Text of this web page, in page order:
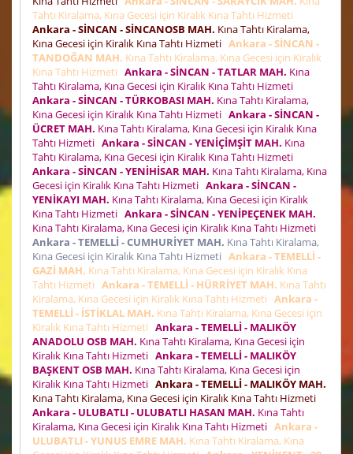
Tahtı Kiralama, Kına Gecesi için Kiralık Kına Tahtı Hizmeti
Ankara - SİNCAN - SİNCANOSB MAH. Kına Tahtı Kiralama,
Kına Gecesi için Kiralık Kına Tahtı Hizmeti Ankara - SİNCAN -
TANDOĞAN MAH. Kına Tahtı Kiralama, Kına Gecesi için Kiralık
Kına Tahtı Hizmeti Ankara - SİNCAN - TATLAR MAH. Kına
Tahtı Kiralama, Kına Gecesi için Kiralık Kına Tahtı Hizmeti
Ankara - SİNCAN - TÜRKOBASI MAH. Kına Tahtı Kiralama,
Kına Gecesi için Kiralık Kına Tahtı Hizmeti Ankara - SİNCAN -
ÜCRET MAH. Kına Tahtı Kiralama, Kına Gecesi için Kiralık Kına
Tahtı Hizmeti Ankara - SİNCAN - YENİÇİMŞİT MAH. Kına
Tahtı Kiralama, Kına Gecesi için Kiralık Kına Tahtı Hizmeti
Ankara - SİNCAN - YENİHİSAR MAH. Kına Tahtı Kiralama, Kına
Gecesi için Kiralık Kına Tahtı Hizmeti Ankara - SİNCAN -
YENİKAYI MAH. Kına Tahtı Kiralama, Kına Gecesi için Kiralık
Kına Tahtı Hizmeti Ankara - SİNCAN - YENİPEÇENEK MAH.
Kına Tahtı Kiralama, Kına Gecesi için Kiralık Kına Tahtı Hizmeti
Ankara - TEMELLİ - CUMHURİYET MAH. Kına Tahtı Kiralama,
Kına Gecesi için Kiralık Kına Tahtı Hizmeti Ankara - TEMELLİ -
GAZİ MAH. Kına Tahtı Kiralama, Kına Gecesi için Kiralık Kına
Tahtı Hizmeti Ankara - TEMELLİ - HÜRRİYET MAH. Kına Tahtı
Kiralama, Kına Gecesi için Kiralık Kına Tahtı Hizmeti Ankara -
TEMELLİ - İSTİKLAL MAH. Kına Tahtı Kiralama, Kına Gecesi için
Kiralık Kına Tahtı Hizmeti Ankara - TEMELLİ - MALIKÖY
ANADOLU OSB MAH. Kına Tahtı Kiralama, Kına Gecesi için
Kiralık Kına Tahtı Hizmeti Ankara - TEMELLİ - MALIKÖY
BAŞKENT OSB MAH. Kına Tahtı Kiralama, Kına Gecesi için
Kiralık Kına Tahtı Hizmeti Ankara - TEMELLİ - MALIKÖY MAH.
Kına Tahtı Kiralama, Kına Gecesi için Kiralık Kına Tahtı Hizmeti
Ankara - ULUBATLI - ULUBATLI HASAN MAH. Kına Tahtı
Kiralama, Kına Gecesi için Kiralık Kına Tahtı Hizmeti Ankara -
ULUBATLI - YUNUS EMRE MAH. Kına Tahtı Kiralama, Kına